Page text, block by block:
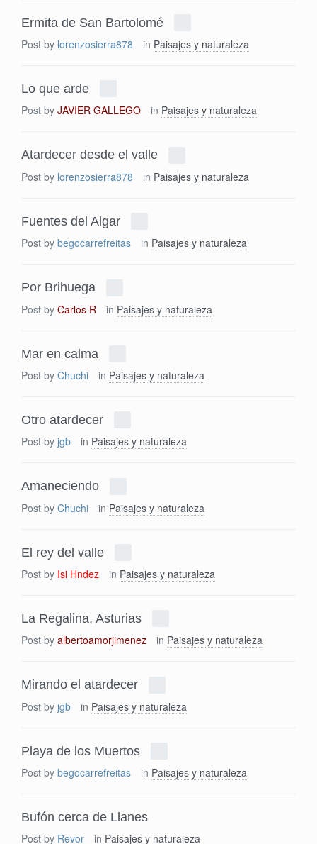
Ermita de San Bartolomé
Post by lorenzosierra878 in Paisajes y naturaleza
Lo que arde
Post by JAVIER GALLEGO in Paisajes y naturaleza
Atardecer desde el valle
Post by lorenzosierra878 in Paisajes y naturaleza
Fuentes del Algar
Post by begocarrefreitas in Paisajes y naturaleza
Por Brihuega
Post by Carlos R in Paisajes y naturaleza
Mar en calma
Post by Chuchi in Paisajes y naturaleza
Otro atardecer
Post by jgb in Paisajes y naturaleza
Amaneciendo
Post by Chuchi in Paisajes y naturaleza
El rey del valle
Post by Isi Hndez in Paisajes y naturaleza
La Regalina, Asturias
Post by albertoamorjimenez in Paisajes y naturaleza
Mirando el atardecer
Post by jgb in Paisajes y naturaleza
Playa de los Muertos
Post by begocarrefreitas in Paisajes y naturaleza
Bufón cerca de Llanes
Post by Revor in Paisajes y naturaleza